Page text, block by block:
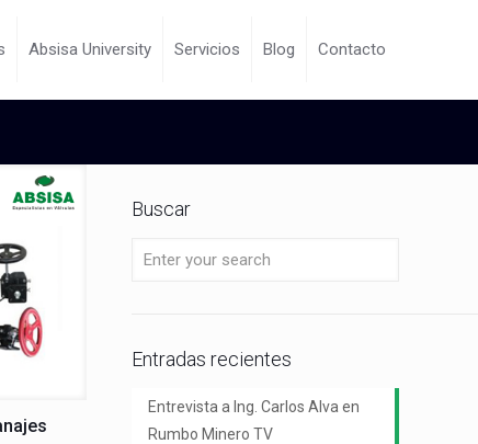
Absisa University Servicios Blog Contacto
Buscar
Entradas recientes
Entrevista a Ing. Carlos Alva en
Rumbo Minero TV